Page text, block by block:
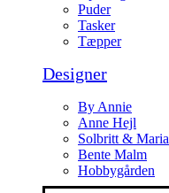
Puder
Tasker
Tæpper
Designer
By Annie
Anne Hejl
Solbritt & Maria
Bente Malm
Hobbygården